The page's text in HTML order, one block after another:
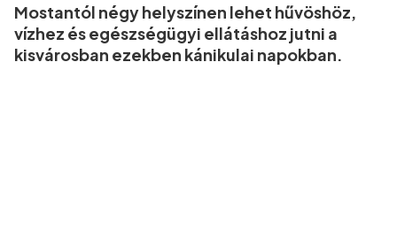
Mostantól négy helyszínen lehet hűvöshöz,
vízhez és egészségügyi ellátáshoz jutni a
kisvárosban ezekben kánikulai napokban.